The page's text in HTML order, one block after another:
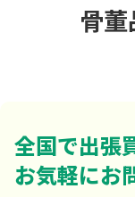
骨
全国で出張
お気軽にお